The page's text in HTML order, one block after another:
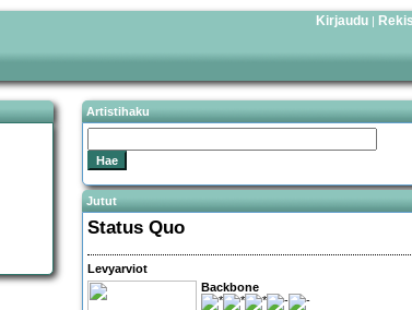
Kirjaudu |
Artistihaku
Jutut
Status Quo
Levyarviot
Backbone